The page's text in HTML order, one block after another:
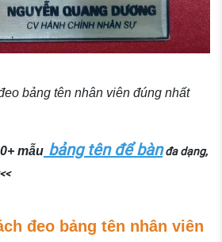
bảng tên nhân viên đúng nhất
mẫu bảng tên để bànđa dạng,
đeo bảng tên nhân viên